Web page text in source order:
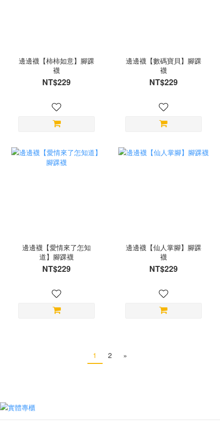
邊邊襪【柿柿如意】腳踝
襪
NT$229
邊邊襪【數碼寶貝】腳踝
襪
NT$229
邊邊襪【愛情來了怎知
道】腳踝襪
NT$229
邊邊襪【仙人掌腳】腳踝
襪
NT$229
1 2 »